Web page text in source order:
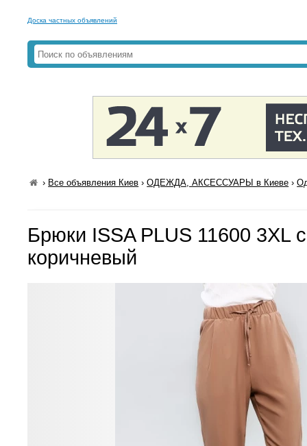
Доска частных объявлений
› Все объявления Киев ›ОДЕЖДА, АКСЕССУАРЫ в Киеве ›
Брюки ISSA PLUS 11600 3XL
коричневый